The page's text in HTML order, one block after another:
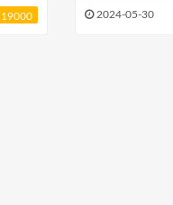
19000
尾酒,烧酒
2024-05-30